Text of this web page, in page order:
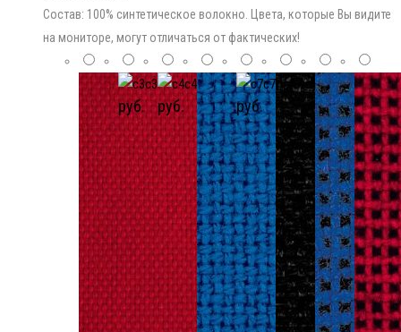
Состав: 100% синтетическое волокно. Цвета, которые Вы видите
на мониторе, могут отличаться от фактических!
c3
руб.
c4
руб.
c7
руб.